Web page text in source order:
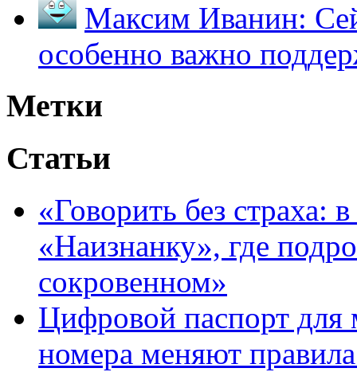
Максим Иванин:
особенно важно
Метки
Статьи
«Говорить без страха:
«Наизнанку», где
сокровенном»
Цифровой паспорт для
номера меняют